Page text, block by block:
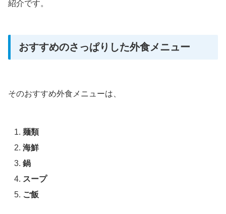
紹介です。
おすすめのさっぱりした外食メニュー
そのおすすめ外食メニューは、
麺類
海鮮
鍋
スープ
ご飯